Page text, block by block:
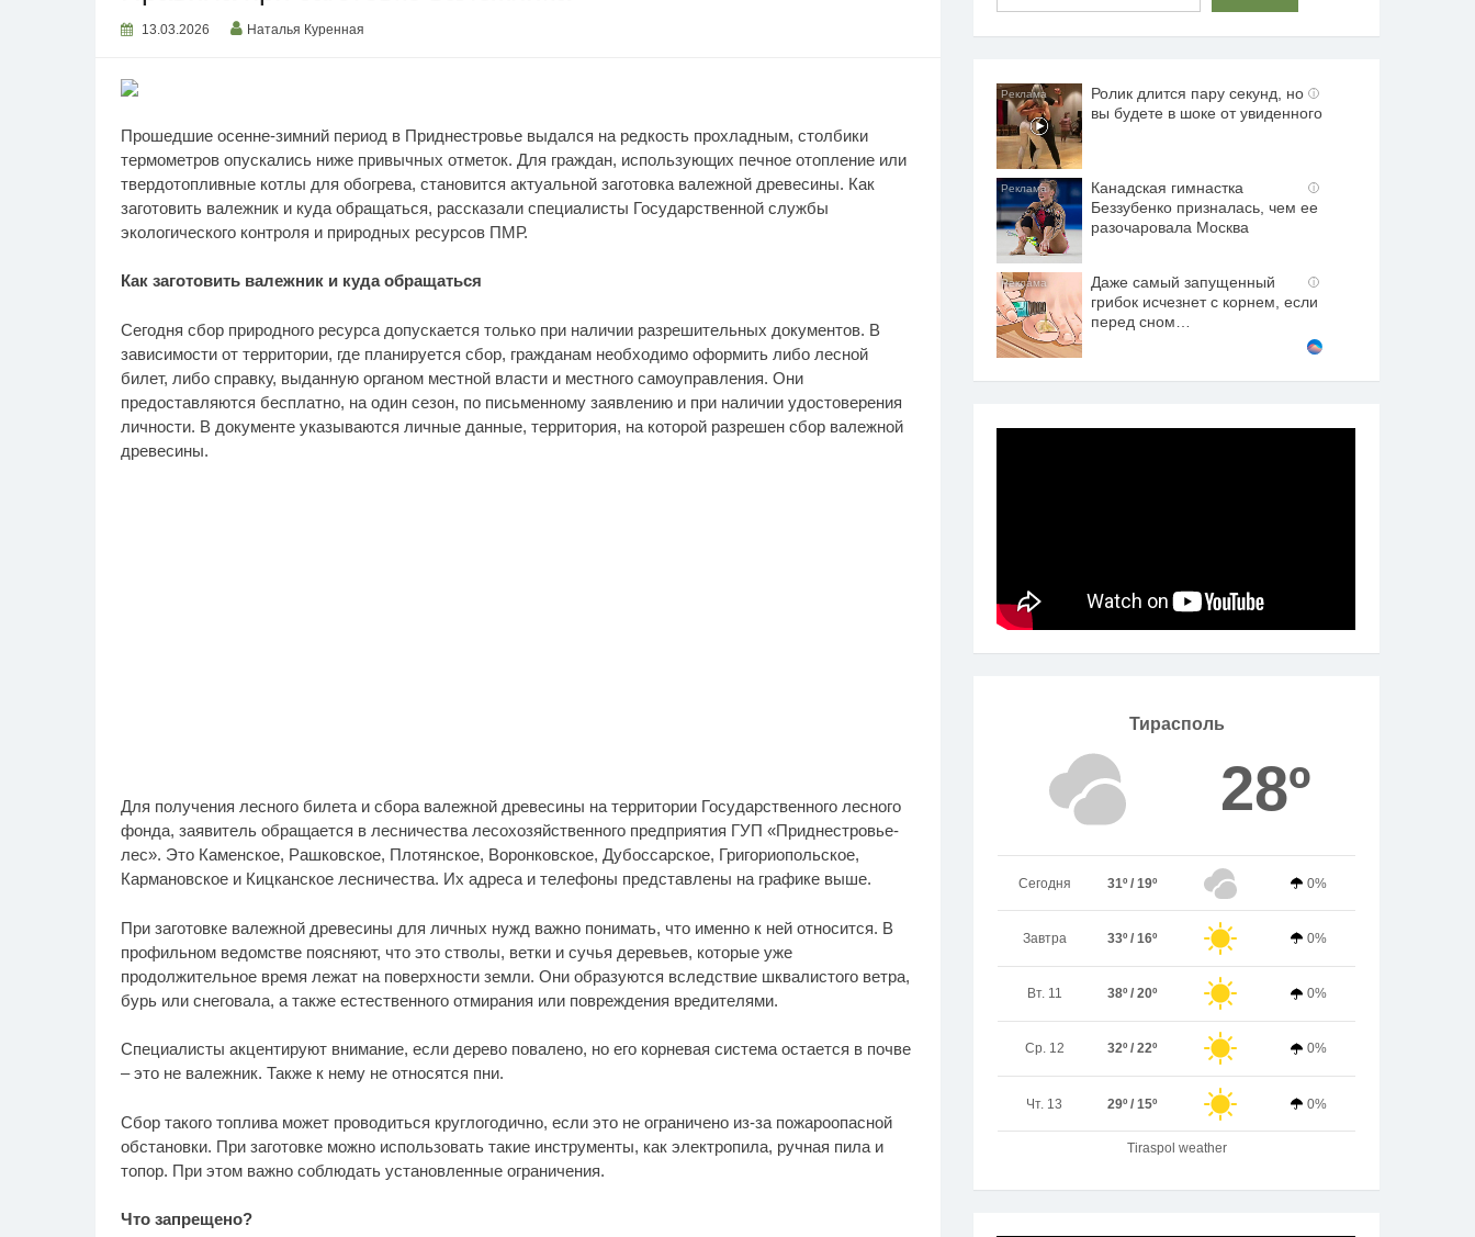
13.03.2026 Наталья Куренная
Прошедшие осенне-зимний период в Приднестровье выдался на редкость прохладным, столбики
термометров опускались ниже привычных отметок. Для граждан, использующих печное отопление или
твердотопливные котлы для обогрева, становится актуальной заготовка валежной древесины. Как
заготовить валежник и куда обращаться, рассказали специалисты Государственной службы
экологического контроля и природных ресурсов ПМР.
Как заготовить валежник и куда обращаться
Сегодня сбор природного ресурса допускается только при наличии разрешительных документов. В
зависимости от территории, где планируется сбор, гражданам необходимо оформить либо лесной
билет, либо справку, выданную органом местной власти и местного самоуправления. Они
предоставляются бесплатно, на один сезон, по письменному заявлению и при наличии удостоверения
личности. В документе указываются личные данные, территория, на которой разрешен сбор валежной
древесины.
Для получения лесного билета и сбора валежной древесины на территории Государственного лесного
фонда, заявитель обращается в лесничества лесохозяйственного предприятия ГУП «Приднестровье-
лес». Это Каменское, Рашковское, Плотянское, Воронковское, Дубоссарское, Григориопольское,
Кармановское и Кицканское лесничества. Их адреса и телефоны представлены на графике выше.
При заготовке валежной древесины для личных нужд важно понимать, что именно к ней относится. В
профильном ведомстве поясняют, что это стволы, ветки и сучья деревьев, которые уже
продолжительное время лежат на поверхности земли. Они образуются вследствие шквалистого ветра,
бурь или снеговала, а также естественного отмирания или повреждения вредителями.
Специалисты акцентируют внимание, если дерево повалено, но его корневая система остается в почве
– это не валежник. Также к нему не относятся пни.
Сбор такого топлива может проводиться круглогодично, если это не ограничено из-за пожароопасной
обстановки. При заготовке можно использовать такие инструменты, как электропила, ручная пила и
топор. При этом важно соблюдать установленные ограничения.
Что запрещено?
i
Ролик длится пару секунд, но
вы будете в шоке от увиденного
i
Канадская гимнастка
Беззубенко призналась, чем ее
разочаровала Москва
i
Даже самый запущенный
грибок исчезнет с корнем, если
перед сном…
Тирасполь
28º
Сегодня 31º / 19º 0%
Завтра 33º / 16º 0%
Вт. 11 38º / 20º 0%
Ср. 12 32º / 22º 0%
Чт. 13 29º / 15º 0%
Tiraspol weather